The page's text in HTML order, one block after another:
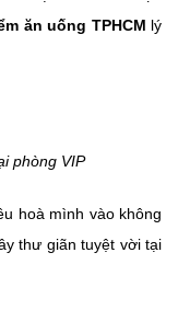
ăn uống TPHCM lý
phòng VIP
hoà mình vào không
thư giãn tuyệt vời tại